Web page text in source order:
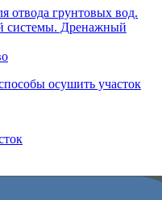
отвода грунтовых вод.
системы. Дренажный
осушить участок